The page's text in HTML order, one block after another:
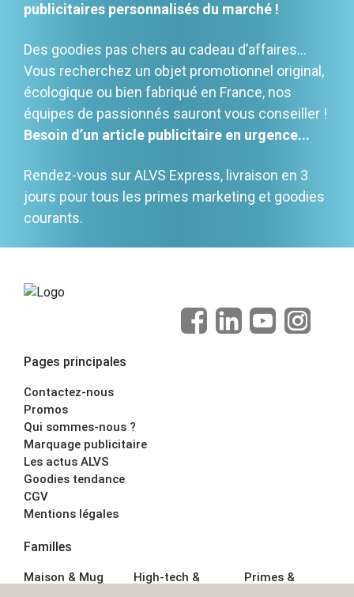
publicitaires personnalisés du marché !
Des goodies pas chers au cadeau d’affaires…
Vous recherchez un objet promotionnel original,
écologique ou bien fabriqué en France, nos
équipes de passionnés sauront vous conseiller !
Besoin d’un article publicitaire en urgence...
Rendez-vous sur ALVS Express, livraison en 3
jours pour tous les primes marketing et goodies
courants.
Pages principales
Contactez-nous
Promos
Qui sommes-nous ?
Marquage publicitaire
Les actus ALVS
Goodies tendance
CGV
Mentions légales
Familles
Maison & Mug
High-tech &
Primes &